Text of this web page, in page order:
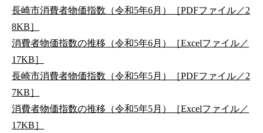
長崎市消費者物価指数（令和5年6月）［PDFファイル／2
8KB］
消費者物価指数の推移（令和5年6月）［Excelファイル／
17KB］
長崎市消費者物価指数（令和5年5月）［PDFファイル／2
7KB］
消費者物価指数の推移（令和5年5月）［Excelファイル／
17KB］